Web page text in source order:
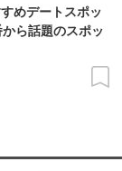
すめデートスポッ
から話題のスポッ